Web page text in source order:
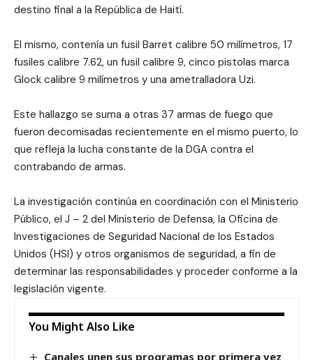
destino final a la República de Haití.
El mismo, contenía un fusil Barret calibre 50 milímetros, 17
fusiles calibre 7.62, un fusil calibre 9, cinco pistolas marca
Glock calibre 9 milímetros y una ametralladora Uzi.
Este hallazgo se suma a otras 37 armas de fuego que
fueron decomisadas recientemente en el mismo puerto, lo
que refleja la lucha constante de la DGA contra el
contrabando de armas.
La investigación continúa en coordinación con el Ministerio
Público, el J – 2 del Ministerio de Defensa, la Oficina de
Investigaciones de Seguridad Nacional de los Estados
Unidos (HSI) y otros organismos de seguridad, a fin de
determinar las responsabilidades y proceder conforme a la
legislación vigente.
You Might Also Like
Canales unen sus programas por primera vez